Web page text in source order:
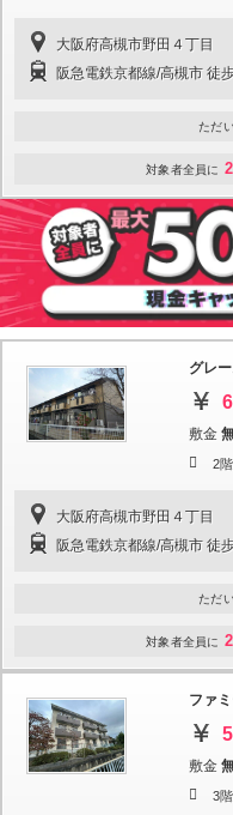
大阪府高槻市野田４丁目
阪急電鉄京都線/高槻市 徒
ただ
対象者全員に
グレ
敷金
2
大阪府高槻市野田４丁目
阪急電鉄京都線/高槻市 徒
ただ
対象者全員に
ファ
敷金
3